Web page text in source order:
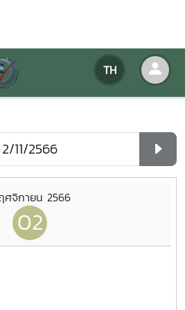
TH
องหน่วยงาน
ยงาน
จิกายน 2566
02